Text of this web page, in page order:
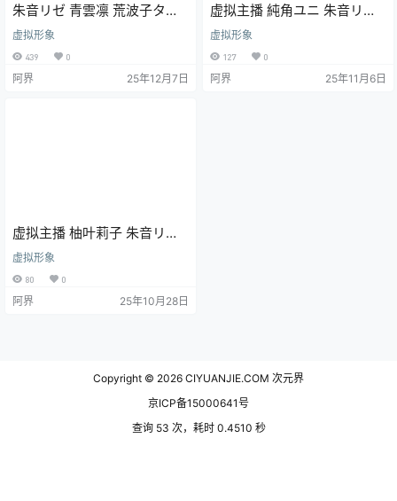
朱音リゼ 青雲凛 荒波子タビ
純角ユニ 花子ナナ 咲羽風夜
虚拟形象
439 0
阿界 25年12月7日
虚拟主播 純角ユニ 朱音リゼ
柚葉莉子 荒波子タビ ねねこ
ナナ 白雪ひな
虚拟形象
127 0
阿界 25年11月6日
虚拟主播 柚叶莉子 朱音リゼ
青雲凛 荒波子タビ 純角ユニ
ひな 天狐紫吹 电脑壁纸
虚拟形象
80 0
阿界 25年10月28日
Copyright © 2026 CIYUANJIE.COM 次元界
京ICP备15000641号
查询 53 次，耗时 0.4510 秒